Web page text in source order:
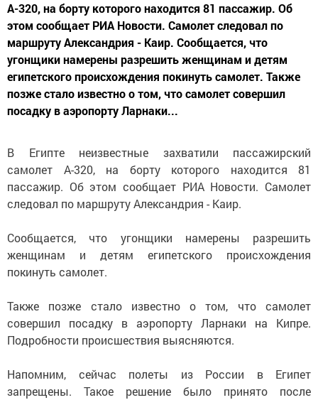
A-320, на борту которого находится 81 пассажир. Об
этом сообщает РИА Новости. Самолет следовал по
маршруту Александрия - Каир. Сообщается, что
угонщики намерены разрешить женщинам и детям
египетского происхождения покинуть самолет. Также
позже стало известно о том, что самолет совершил
посадку в аэропорту Ларнаки...
В Египте неизвестные захватили пассажирский
самолет A-320, на борту которого находится 81
пассажир. Об этом сообщает РИА Новости. Самолет
следовал по маршруту Александрия - Каир.
Сообщается, что угонщики намерены разрешить
женщинам и детям египетского происхождения
покинуть самолет.
Также позже стало известно о том, что самолет
совершил посадку в аэропорту Ларнаки на Кипре.
Подробности происшествия выясняются.
Напомним, сейчас полеты из России в Египет
запрещены. Такое решение было принято после